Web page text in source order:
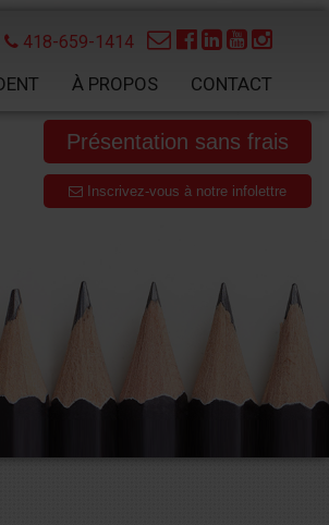
418-659-1414
À PROPOS CONTACT
Présentation sans frais
Inscrivez-vous à notre infolettre